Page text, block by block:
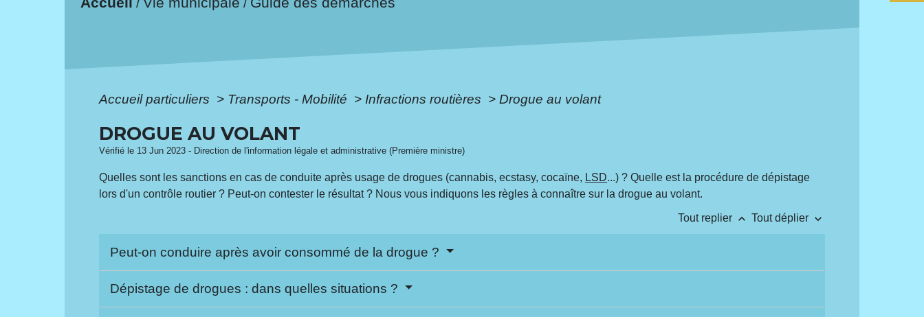
/ /
Accueil particuliers > Transports - Mobilité > Infractions routières > Drogue au volant
DROGUE AU VOLANT
Vérifié le 13 Jun 2023 - Direction de l'information légale et administrative (Première ministre)
Quelles sont les sanctions en cas de conduite après usage de drogues (cannabis, ecstasy, cocaïne, LSD...) ? Quelle est la procédure de dépistage
lors d'un contrôle routier ? Peut-on contester le résultat ? Nous vous indiquons les règles à connaître sur la drogue au volant.
Tout replier keyboard_arrow_up Tout déplier keyboard_arrow_down
Peut-on conduire après avoir consommé de la drogue ?
Dépistage de drogues : dans quelles situations ?